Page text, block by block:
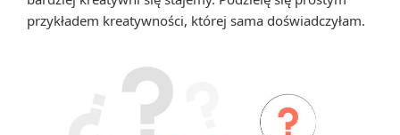
przykładem kreatywności, której sama doświadczyłam.